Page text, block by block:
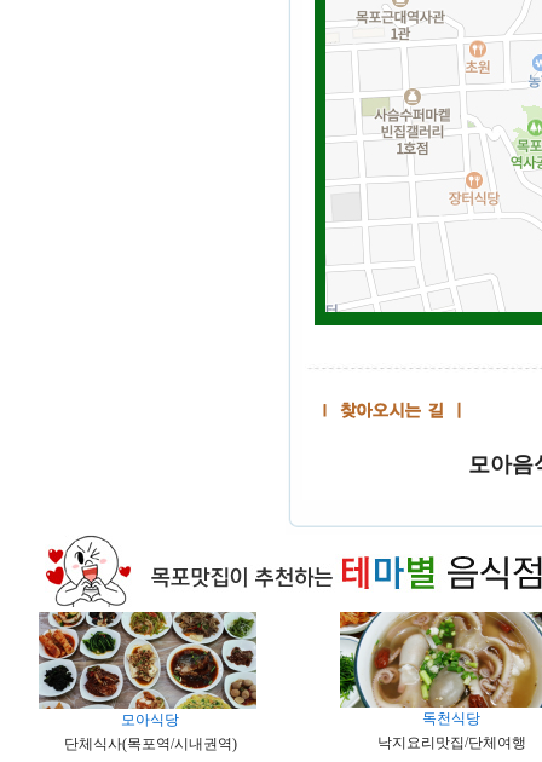
모아음
모아식당
단체식사(목포역/시내권역)
독천식당
낙지요리맛집/단체여행